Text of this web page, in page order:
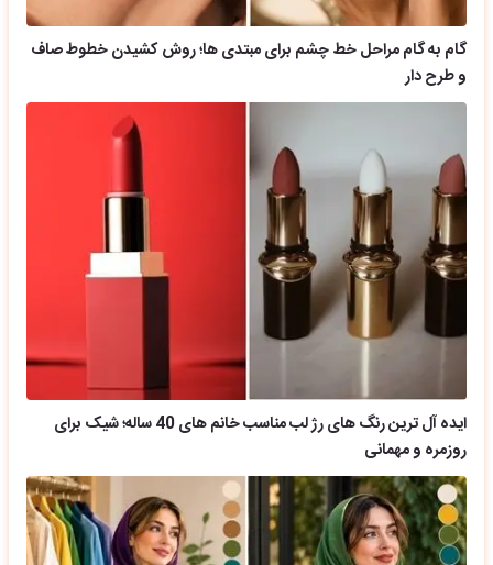
گام به گام مراحل خط چشم برای مبتدی ها؛ روش کشیدن خطوط صاف
و طرح دار
ایده آل ترین رنگ های رژ لب مناسب خانم های 40 ساله؛ شیک برای
روزمره و مهمانی